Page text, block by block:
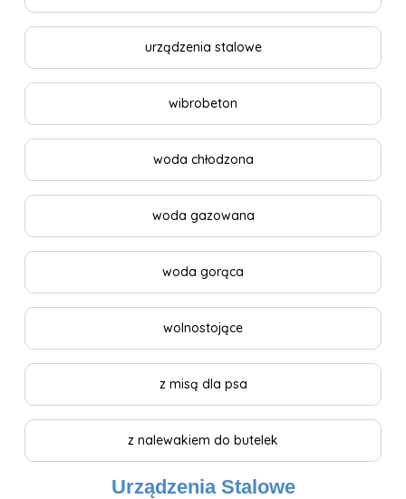
urządzenia stalowe
wibrobeton
woda chłodzona
woda gazowana
woda gorąca
wolnostojące
z misą dla psa
z nalewakiem do butelek
Urządzenia Stalowe